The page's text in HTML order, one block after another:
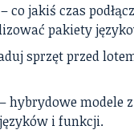
– co jakiś czas
pakiety
sprzęt przed
– hybrydowe modele
i funkcji.